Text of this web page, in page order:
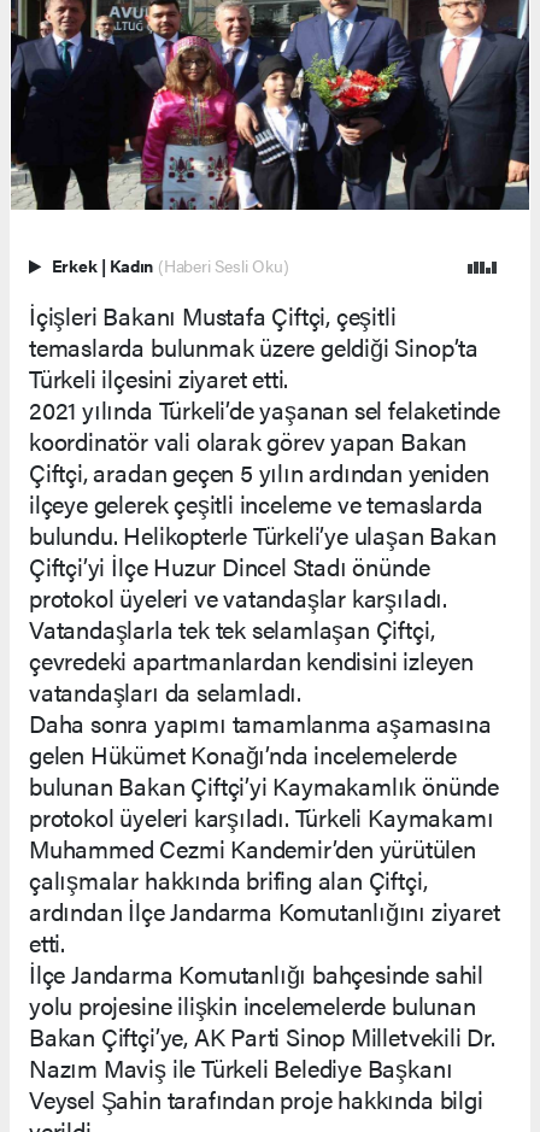
Erkek | Kadın (Haberi Sesli Oku)
İçişleri Bakanı Mustafa Çiftçi, çeşitli
temaslarda bulunmak üzere geldiği Sinop’ta
Türkeli ilçesini ziyaret etti.
2021 yılında Türkeli’de yaşanan sel felaketinde
koordinatör vali olarak görev yapan Bakan
Çiftçi, aradan geçen 5 yılın ardından yeniden
ilçeye gelerek çeşitli inceleme ve temaslarda
bulundu. Helikopterle Türkeli’ye ulaşan Bakan
Çiftçi’yi İlçe Huzur Dincel Stadı önünde
protokol üyeleri ve vatandaşlar karşıladı.
Vatandaşlarla tek tek selamlaşan Çiftçi,
çevredeki apartmanlardan kendisini izleyen
vatandaşları da selamladı.
Daha sonra yapımı tamamlanma aşamasına
gelen Hükümet Konağı’nda incelemelerde
bulunan Bakan Çiftçi’yi Kaymakamlık önünde
protokol üyeleri karşıladı. Türkeli Kaymakamı
Muhammed Cezmi Kandemir’den yürütülen
çalışmalar hakkında brifing alan Çiftçi,
ardından İlçe Jandarma Komutanlığını ziyaret
etti.
İlçe Jandarma Komutanlığı bahçesinde sahil
yolu projesine ilişkin incelemelerde bulunan
Bakan Çiftçi’ye, AK Parti Sinop Milletvekili Dr.
Nazım Maviş ile Türkeli Belediye Başkanı
Veysel Şahin tarafından proje hakkında bilgi